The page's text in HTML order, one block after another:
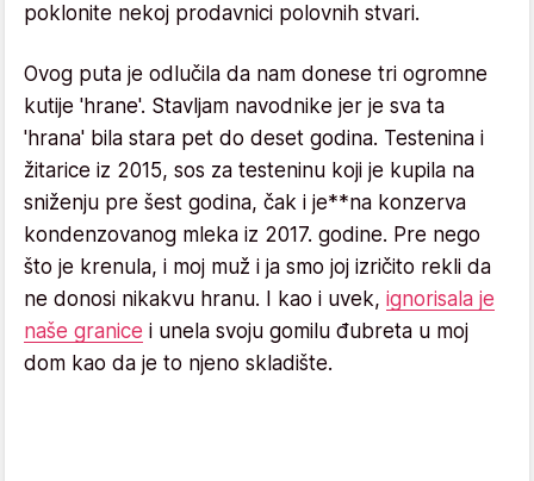
poklonite nekoj prodavnici polovnih stvari.
Ovog puta je odlučila da nam donese tri ogromne
kutije 'hrane'. Stavljam navodnike jer je sva ta
'hrana' bila stara pet do deset godina. Testenina i
žitarice iz 2015, sos za testeninu koji je kupila na
sniženju pre šest godina, čak i je**na konzerva
kondenzovanog mleka iz 2017. godine. Pre nego
što je krenula, i moj muž i ja smo joj izričito rekli da
ne donosi nikakvu hranu. I kao i uvek, ignorisala je
naše granice i unela svoju gomilu đubreta u moj
dom kao da je to njeno skladište.